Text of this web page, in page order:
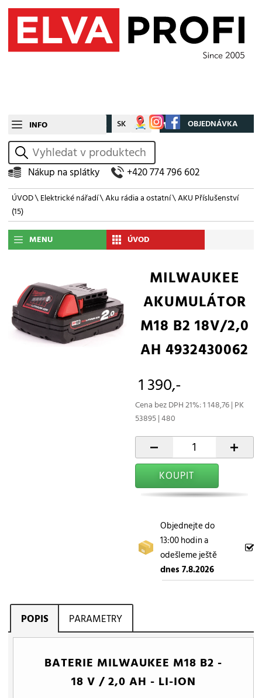
INFO CZ SK Můj účet OBJEDNÁVKA
vyhledat
Nákup na splátky +420 774 796 602
ÚVOD\Elektrické nářadí\Aku rádia a ostatní\AKU Příslušenství
(15)
MENU ÚVOD
MILWAUKEE
AKUMULÁTOR
M18 B2 18V/2,0
AH 4932430062
1 390,-
Cena bez DPH 21%: 1 148,76 | PK
53895 | 480
- +
KOUPIT
Objednejte do
13:00 hodin a
odešleme ještě
dnes 7.8.2026
POPIS PARAMETRY
BATERIE MILWAUKEE M18 B2 -
18 V / 2,0 AH - LI-ION